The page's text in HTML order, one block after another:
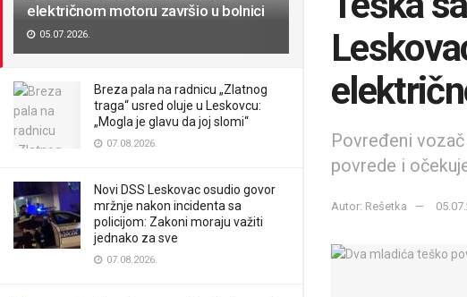
električnom motoru završio u bolnici
05.07.2026.
Breza pala na radnicu „Zlatnog
traga“ usred oluje u Leskovcu:
„Mogla je glavu da joj slomi“
07.08.2026.
Novi DSS Leskovac osudio govor
mržnje nakon incidenta sa
policijom: Zakoni moraju važiti
jednako za sve
07.08.2026.
Povređeni
povrede i
Autor: Rešetka